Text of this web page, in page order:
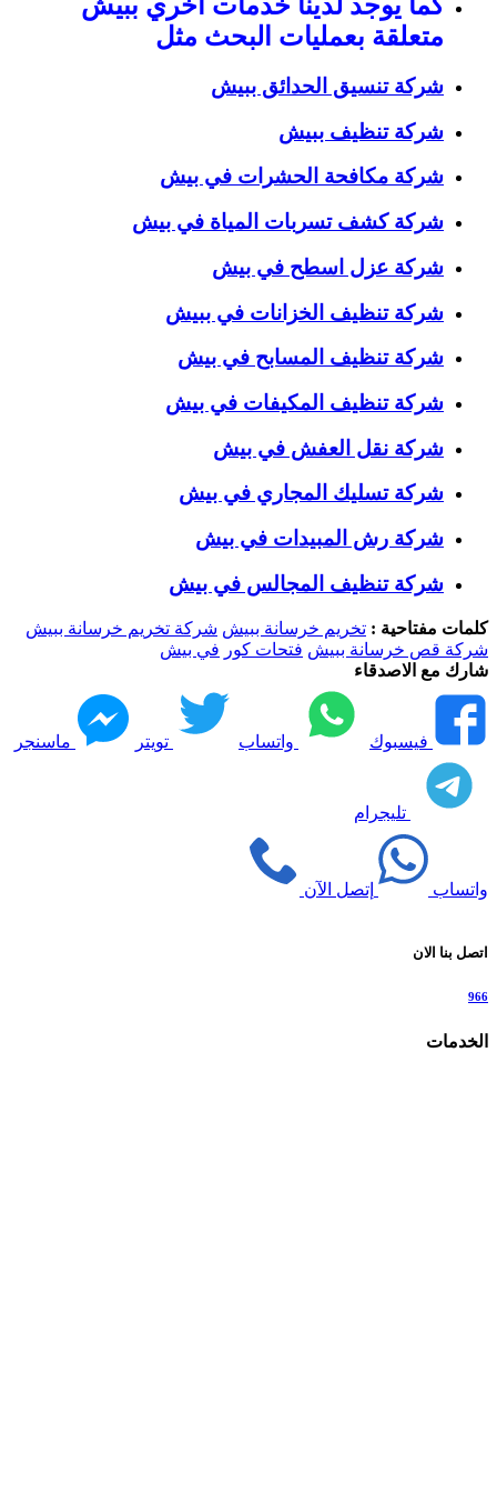
متعلقة بعمليات البحث مثل
شركة تنسيق الحدائق ببيش
شركة تنظيف ببيش
شركة مكافحة الحشرات في بيش
شركة كشف تسربات المياة في بيش
شركة عزل اسطح في بيش
شركة تنظيف الخزانات في ببيش
شركة تنظيف المسابح في بيش
شركة تنظيف المكيفات في بيش
شركة نقل العفش في بيش
شركة تسليك المجاري في بيش
شركة رش المبيدات في بيش
شركة تنظيف المجالس في بيش
كلمات مفتاحية : تخريم خرسانة ببيش شركة تخريم خرسانة ببيش
شركة قص خرسانة ببيش فتحات كور في بيش
شارك مع الاصدقاء
فيسبوك واتساب تويتر ماسنجر
تليجرام
واتساب إتصل الآن
اتصل بنا الان
966
الخدمات